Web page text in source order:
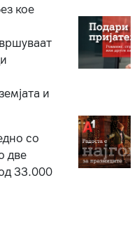
кое
и
со
две
33.000